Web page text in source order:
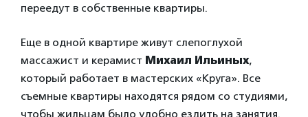
переедут в собственные квартиры.
Еще в одной квартире живут слепоглухой
массажист и керамист Михаил Ильиных,
который работает в мастерских «Круга». Все
съемные квартиры находятся рядом со студиями,
чтобы жильцам было удобно ездить на занятия.